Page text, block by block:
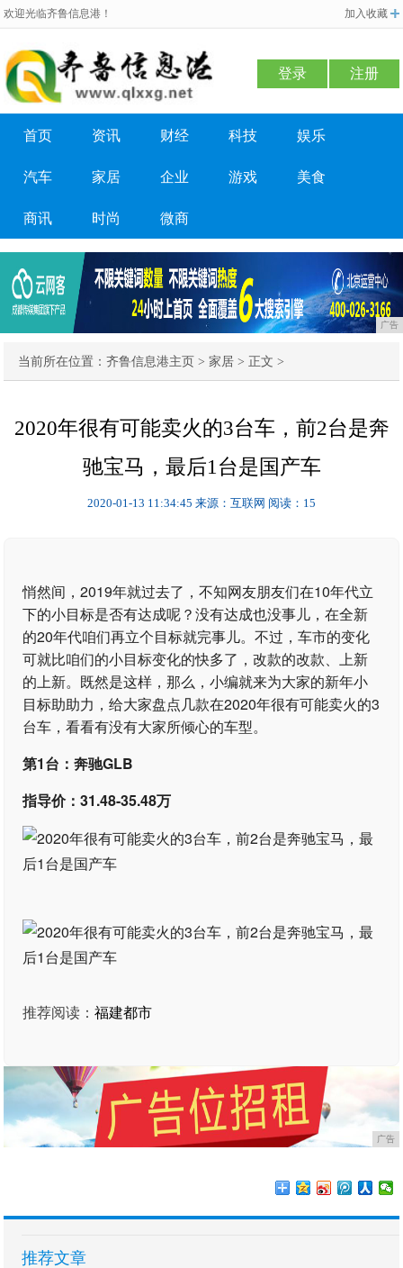
欢迎光临齐鲁信息港！ 加入收藏
登录 注册
首页 资讯 财经 科技 娱乐
汽车 家居 企业 游戏 美食
商讯 时尚 微商
广告
当前所在位置：齐鲁信息港主页 >家居 > 正文 >
2020年很有可能卖火的3台车，前2台是奔
驰宝马，最后1台是国产车
2020-01-13 11:34:45 来源：互联网 阅读：15
悄然间，2019年就过去了，不知网友朋友们在10年代立
下的小目标是否有达成呢？没有达成也没事儿，在全新
的20年代咱们再立个目标就完事儿。不过，车市的变化
可就比咱们的小目标变化的快多了，改款的改款、上新
的上新。既然是这样，那么，小编就来为大家的新年小
目标助助力，给大家盘点几款在2020年很有可能卖火的3
台车，看看有没有大家所倾心的车型。
第1台：奔驰GLB
指导价：31.48-35.48万
推荐阅读：福建都市
广告
推荐文章